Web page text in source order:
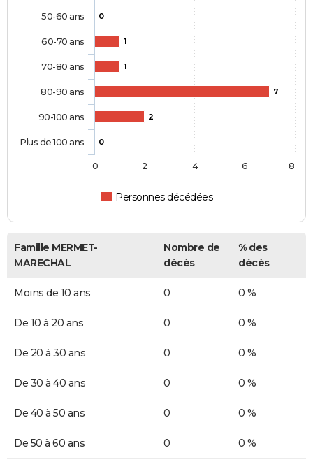
0
1
1
7
2
0
Personnes décédées
50-60 ans
60-70 ans
70-80 ans
80-90 ans
90-100 ans
Plus de 100 ans
0 2 4 6 8
Famille MERMET-
MARECHAL
Nombre de
décès
% des
décès
Moins de 10 ans 0 0 %
De 10 à 20 ans 0 0 %
De 20 à 30 ans 0 0 %
De 30 à 40 ans 0 0 %
De 40 à 50 ans 0 0 %
De 50 à 60 ans 0 0 %